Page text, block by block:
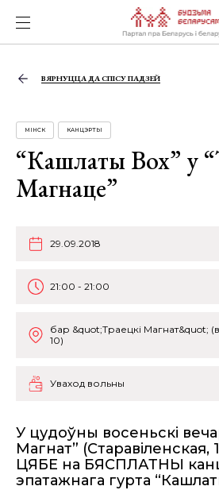
ВЯРНУЦЦА ДА СПІСУ ПАДЗЕЙ
МІНСК КАНЦЭРТЫ
“Кашлаты Вох” у
Магнаце”
29.09.2018
21:00 - 21:00
бар &quot;Траецкі Магнат&quot;
10)
Уваход вольны
У цудоўны восеньскі
Магнат” (Старавіленская,
ЦЯБЕ на БЯСПЛАТНЫ
эпатажнага гурта